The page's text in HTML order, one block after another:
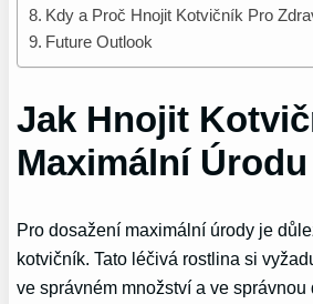
Kdy a Proč Hnojit Kotvičník Pro
Future Outlook
Jak Hnojit
Maximální Úrodu
Pro dosažení maximální úrody je
kotvičník. Tato léčivá rostlina si
ve správném množství a ve